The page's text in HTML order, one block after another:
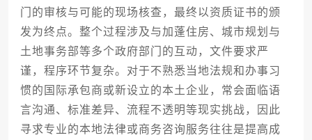
门的审核与可能的现场核查，最终以资质证书的颁
发为终点。整个过程涉及与加蓬住房、城市规划与
土地事务部等多个政府部门的互动，文件要求严
谨，程序环节复杂。对于不熟悉当地法规和办事习
惯的国际承包商或新设立的本土企业，常会面临语
言沟通、标准差异、流程不透明等现实挑战，因此
寻求专业的本地法律或商务咨询服务往往是提高成